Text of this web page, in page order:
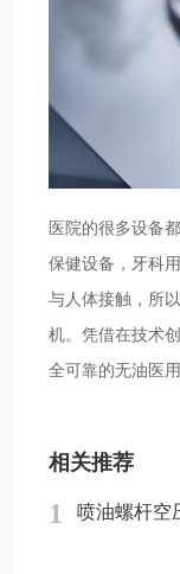
医院的很多设备
保健设备，牙科
与人体接触，所
机。凭借在技术
全可靠的无油医用
相关推荐
1 喷油螺杆空